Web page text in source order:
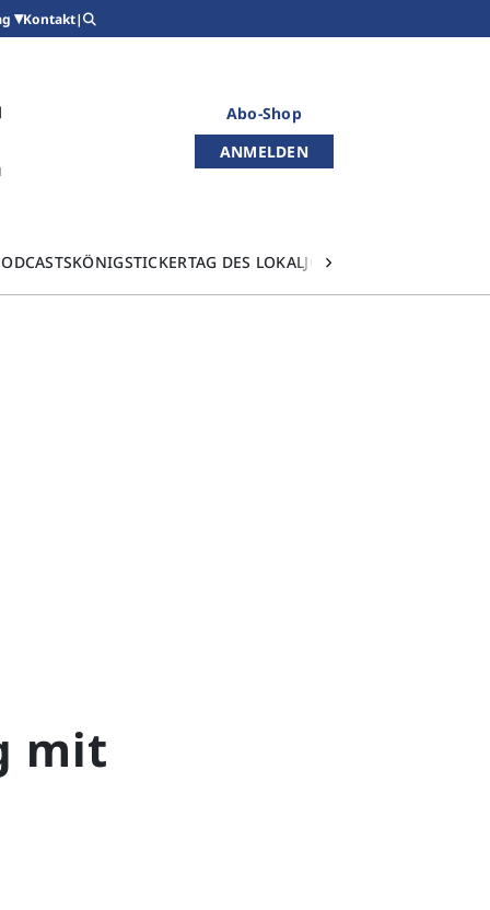
Kontakt|
Abo-Shop
ANMELDEN
KÖNIGSTICKERTAG DES LOKALJOURNALISMUS
mit